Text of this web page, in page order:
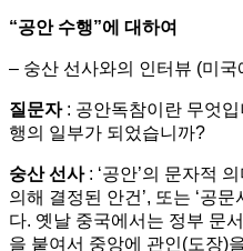
“공안 수행”에 대하여
– 숭산 선사와의 인터뷰 (미
질문자: 공안독참이란 무엇
행의 일부가 되었습니까?
숭산 선사: ‘공안’의 문자적 의
의해 결정된 안건’, 또는 ‘공
다. 옛날 중국에서는 정부 문
을 붙여서 중앙에 관인(도장)